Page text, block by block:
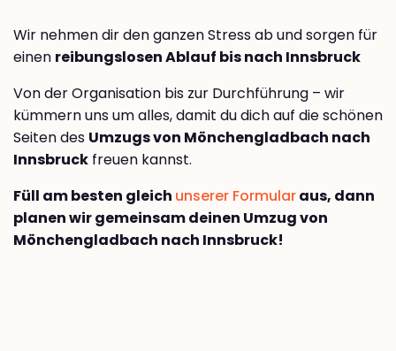
Wir nehmen dir den ganzen Stress ab und sorgen für
einen reibungslosen Ablauf bis nach Innsbruck
Von der Organisation bis zur Durchführung – wir
kümmern uns um alles, damit du dich auf die schönen
Seiten des Umzugs von Mönchengladbach nach
Innsbruck freuen kannst.
Füll am besten gleich unserer Formularaus, dann
planen wir gemeinsam deinen Umzug von
Mönchengladbach nach Innsbruck!